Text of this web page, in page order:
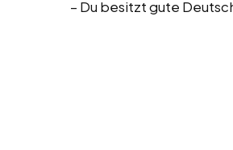
– Du besitzt gute